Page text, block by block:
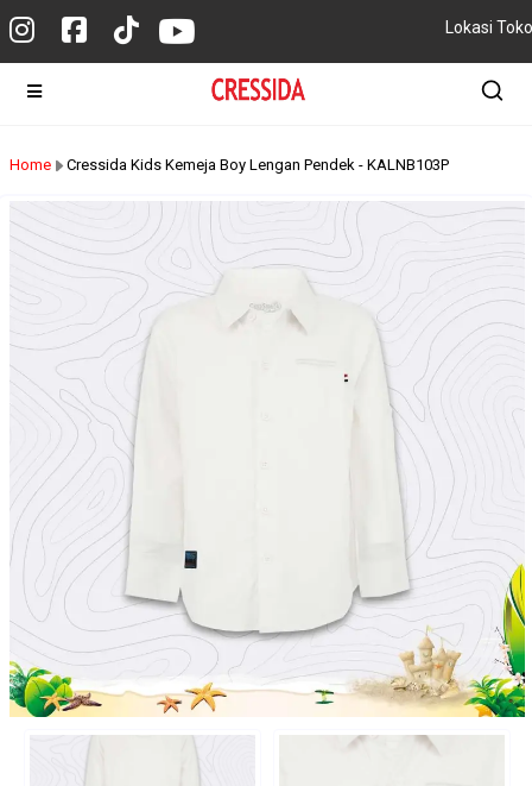
Lokasi Toko
Home Cressida Kids Kemeja Boy Lengan Pendek - KALNB103P